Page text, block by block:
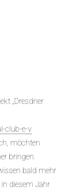
„Dresdner
club-e-v
möchten
bringen.
bald mehr
diesem Jahr